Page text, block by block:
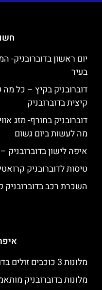
יום ראשון
בעיר
דוברובניק בקיץ – כל
קיצית בדוברובניק
דוברובניק בחורף- מזג
מה לעשות ביום גשום
איפה לישון
טיסות לדוברובניק
השכרת רכב בדוברובניק
מלונות 3 כוכבים זולים בדוברובניק
מלונות בדוברובניק